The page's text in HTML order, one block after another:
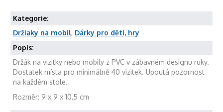
Kategorie:
Držiaky na mobil, Dárky pro děti, hry
Popis:
Držák na vizitky nebo mobily z PVC v zábavném designu ruky.
Dostatek místa pro minimálně 40 vizitek. Upoutá pozornost
na každém stole.
Rozměr: 9 x 9 x 10,5 cm